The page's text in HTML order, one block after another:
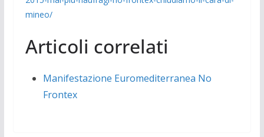
mineo/
Articoli correlati
Manifestazione Euromediterranea No
Frontex